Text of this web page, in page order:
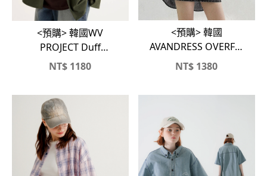
<預購> 韓國WV
PROJECT Duff
Oversized工裝感襯衫
NT$ 1180
<預購> 韓國
AVANDRESS OVERFIT
蘇格蘭紋襯衫
NT$ 1380